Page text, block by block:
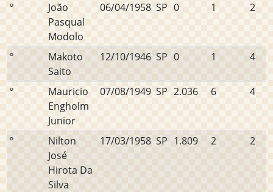
º
João
Pasqual
Modolo
06/04/1958 SP 0 1 2
º
Makoto
Saito
12/10/1946 SP 0 1 4
º
Mauricio
Engholm
Junior
07/08/1949 SP 2.036 6 4
º
Nilton
José
Hirota Da
Silva
17/03/1958 SP 1.809 2 2